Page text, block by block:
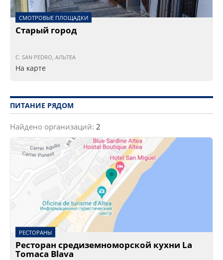
СМОТРОВЫЕ ПЛОЩАДКИ
Старый город
C. SAN PEDRO, АЛЬТЕА
На карте
ПИТАНИЕ РЯДОМ
Найдено организаций: 2
РЕСТОРАНЫ
Ресторан средиземноморской кухни La
Tomaca Blava